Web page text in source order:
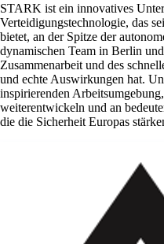
STARK ist ein innovatives
Verteidigungstechnologie, das
bietet, an der Spitze der
dynamischen Team in Berlin
Zusammenarbeit und des
und echte Auswirkungen hat.
inspirierenden
weiterentwickeln und an
die die Sicherheit Europas